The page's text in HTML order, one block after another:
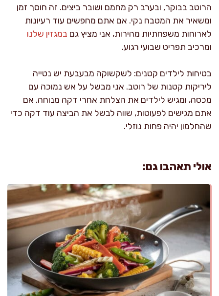
הרוטב בבוקר, ובערב רק מחמם ושובר ביצים. זה חוסך זמן
ומשאיר את המטבח נקי. אם אתם מחפשים עוד רעיונות
לארוחות משפחתיות מהירות, אני מציץ גם במגזין שלנו
ומרכיב תפריט שבועי רגוע.
בטיחות לילדים קטנים: לשקשוקה מבעבעת יש נטייה
ליריקות קטנות של רוטב. אני מבשל על אש נמוכה עם
מכסה, ומגיש לילדים את הצלחת אחרי דקה מנוחה. אם
אתם מגישים לפעוטות, שווה לבשל את הביצה עוד דקה כדי
שהחלמון יהיה פחות נוזלי.
אולי תאהבו גם: